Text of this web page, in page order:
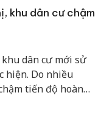
khu dân cư chậm
dân cư mới sử
hiện. Do nhiều
tiến độ hoàn